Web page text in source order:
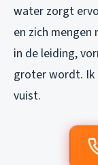
water zorgt
en zich
in de leiding,
groter wordt. Ik
vuist.